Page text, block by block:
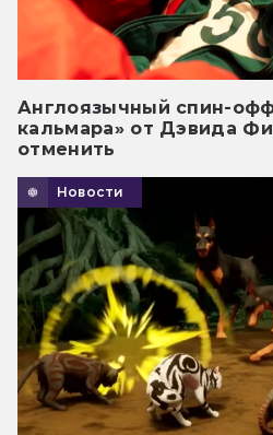
Англоязычный спин-
кальмара» от Дэвида
отменить
Новости